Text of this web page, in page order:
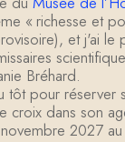
« richesse et
et j'ai le
Bréhard.
tôt pour réserver
croix dans son
2027